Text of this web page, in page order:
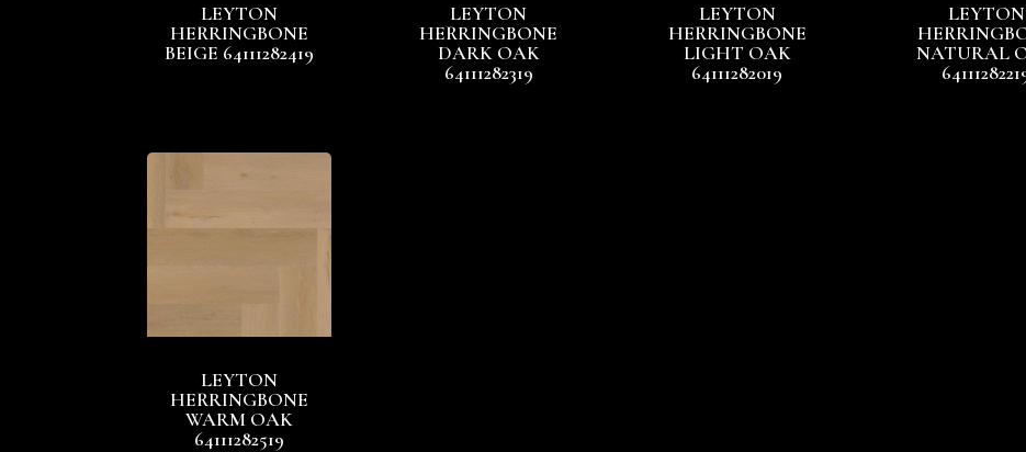
LEYTON
HERRINGBONE
BEIGE 64111282419
LEYTON
HERRINGBONE
DARK OAK
64111282319
LEYTON
HERRINGBONE
LIGHT OAK
64111282019
LEYTON
NATURAL
LEYTON
HERRINGBONE
WARM OAK
64111282519